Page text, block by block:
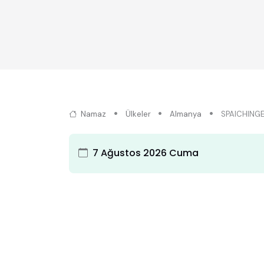
Namaz Ülkeler Almanya
7 Ağustos 2026 Cuma